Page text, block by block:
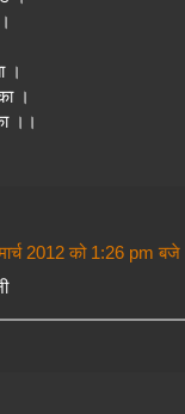
।
।
।।
2012 को 1:26 pm बजे